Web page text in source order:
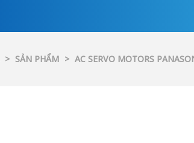
> SẢN PHẨM > AC SERVO MOTORS